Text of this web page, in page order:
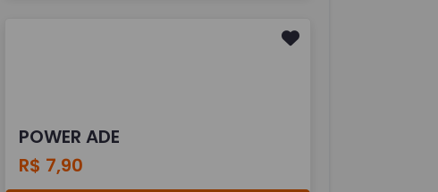
POWER ADE
R$ 7,90